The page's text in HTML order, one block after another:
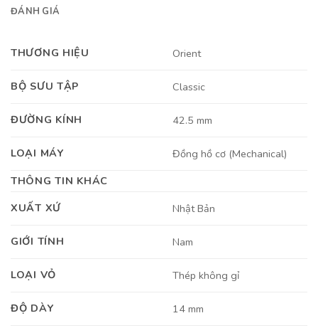
ĐÁNH GIÁ
THƯƠNG HIỆU Orient
BỘ SƯU TẬP Classic
ĐƯỜNG KÍNH 42.5 mm
LOẠI MÁY
Đồng hồ cơ (Mechanical)
THÔNG TIN KHÁC
XUẤT XỨ
Nhật Bản
GIỚI TÍNH Nam
LOẠI VỎ Thép không gỉ
ĐỘ DÀY 14 mm